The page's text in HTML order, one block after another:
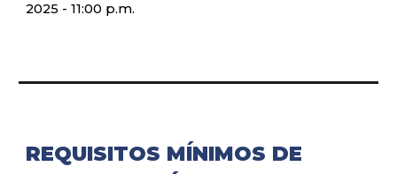
2025 - 11:00 p.m.
REQUISITOS MÍNIMOS DE